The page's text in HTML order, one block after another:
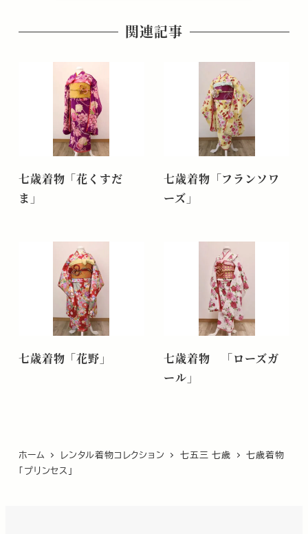
関連記事
七歳着物「花くすだ
ま」
七歳着物「フランソワ
ーズ」
七歳着物「花野」
七歳着物 「ローズガ
ール」
ホーム レンタル着物コレクション 七五三 七歳
七歳着物
「プリンセス」